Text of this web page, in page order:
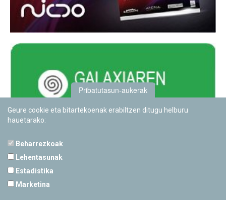
Pribatutasun-aukerak
Geure cookie eta bitartekoenak erabiltzen ditugu helburu
hauetarako:
Beharrezkoak
Lehentasunak
Estadistika
Marketina